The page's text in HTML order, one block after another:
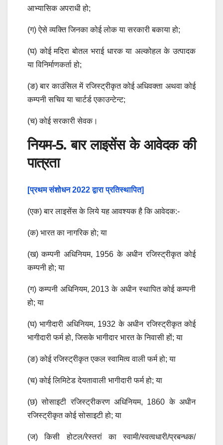
आभ्यासिक अपराधी हो;
(ग) ऐसे व्यक्ति जिनका कोई लोक या सरकारी बकाया हो;
(घ) कोई मदिरा बोतल भराई धारक या अल्कोहल के उत्पादक
या विनिर्माणकर्ता हो;
(ङ) बार काउंसिल में रजिस्ट्रीकृत कोई अधिवक्ता अथवा कोई
कम्पनी सचिव या चार्टर्ड एकाउन्टेन्ट;
(च) कोई सरकारी सेवक।
नियम-5. बार लाइसेंस के आवेदक की
पात्रता
[प्रथम संशोधन 2022 द्वारा प्रतिस्थापित]
(एक) बार लाइसेंस के लिये यह आवश्यक है कि आवेदक:-
(क) भारत का नागरिक हो; या
(ख) कम्पनी अधिनियम, 1956 के अधीन रजिस्ट्रीकृत कोई
कम्पनी हो; या
(ग) कम्पनी अधिनियम, 2013 के अधीन स्थापित कोई कम्पनी
हो; या
(घ) भागीदारी अधिनियम, 1932 के अधीन रजिस्ट्रीकृत कोई
भागीदारी फर्म हो, जिसके भागीदार भारत के निवासी हों; या
(ङ) कोई रजिस्ट्रीकृत एकल स्वामित्व वाली फर्म हो; या
(च) कोई लिमिटेड देयतावाली भागीदारी फर्म हो; या
(छ) सोसाइटी रजिस्ट्रीकरण अधिनियम, 1860 के अधीन
रजिस्ट्रीकृत कोई सोसाइटी हो; या
(ज) किसी होटल/रेस्तरां का स्वामी/स्वत्वधारी/प्रबन्धक/